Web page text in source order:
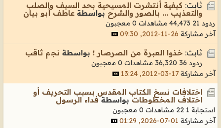
ثابت: كيفية أنتشرت المسيحية بحد السيف والصلب
والتعذيب ... بالصور والشرح بواسطة عاطف أبو بيان
ردود 21 44,473 مشاهدات
0 معجبون
آخر مشاركة 26-11-2012, 09:30
ثابت: خذوا العبرة من الصرصار ! بواسطة نجم ثاقب
ردود 36 36,320 مشاهدات
0 معجبون
آخر مشاركة 17-03-2012, 13:24
اختلافات نسخ الكتاب المقدس بسبب التحريف أو
اختلاف المخطوطات بواسطةفداء الرسول
استجابة 1 22 مشاهدات
0 معجبون
آخر مشاركة 01-07-2026, 01:29